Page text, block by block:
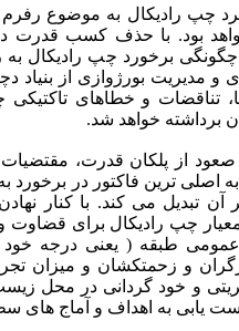
چپ رادیکال به موضوع رفرم
بود. با حذف کسب قدرت
برخورد چپ رادیکال
مدیریت بورژوازی از بنیاد
تناقضات و خطاهای تاکتیکی
برداشته خواهد شد.
از پلکان قدرت، مقتضیات
اصلی ترین فاکتور در برخورد
آن تبدیل می کند. با کنار
چپ رادیکال برای قضاوت
طبقه ( یعنی درجه خود
و زحمتکشان و میزان
و خود گردانی در محل
یابی به اهداف و آماج های